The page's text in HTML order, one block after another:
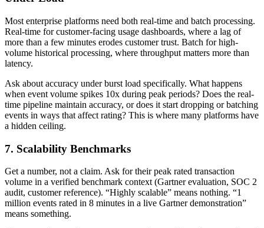
Most enterprise platforms need both real-time and batch processing.
Real-time for customer-facing usage dashboards, where a lag of
more than a few minutes erodes customer trust. Batch for high-
volume historical processing, where throughput matters more than
latency.
Ask about accuracy under burst load specifically. What happens
when event volume spikes 10x during peak periods? Does the real-
time pipeline maintain accuracy, or does it start dropping or batching
events in ways that affect rating? This is where many platforms have
a hidden ceiling.
7. Scalability Benchmarks
Get a number, not a claim. Ask for their peak rated transaction
volume in a verified benchmark context (Gartner evaluation, SOC 2
audit, customer reference). “Highly scalable” means nothing. “1
million events rated in 8 minutes in a live Gartner demonstration”
means something.